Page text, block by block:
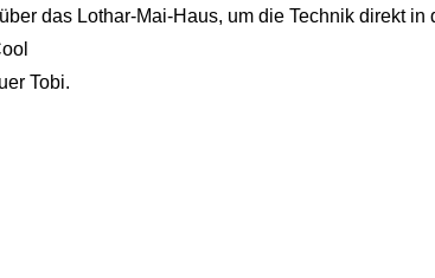
das Lothar-Mai-Haus, um die Technik direkt
Tobi.